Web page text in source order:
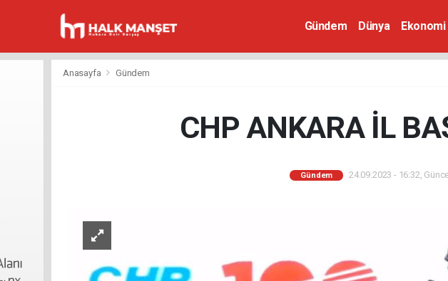
Gündem Dünya Ekonomi
Anasayfa Gündem
CHP ANKARA İL
Gündem 24.09.2023 - 16:32,